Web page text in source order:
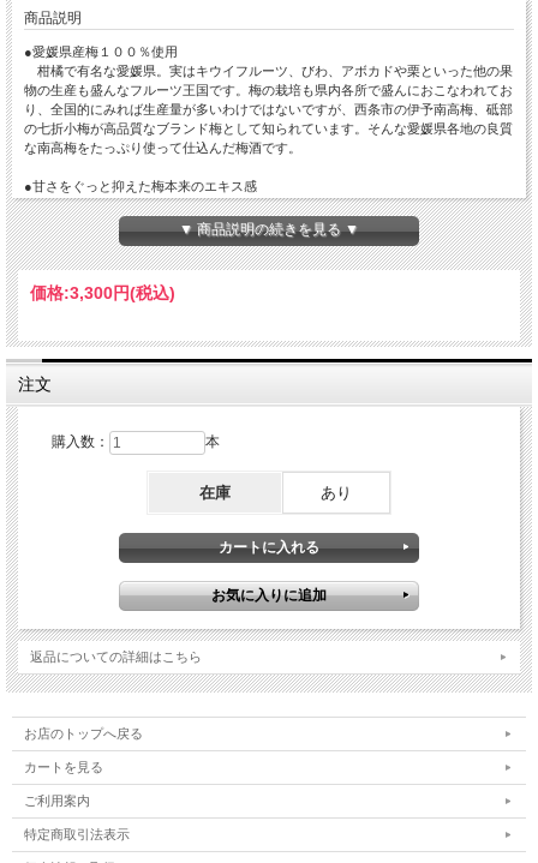
商品説明
●愛媛県産梅１００％使用
柑橘で有名な愛媛県。実はキウイフルーツ、びわ、アボカドや栗といった他の果
物の生産も盛んなフルーツ王国です。梅の栽培も県内各所で盛んにおこなわれてお
り、全国的にみれば生産量が多いわけではないですが、西条市の伊予南高梅、砥部
の七折小梅が高品質なブランド梅として知られています。そんな愛媛県各地の良質
な南高梅をたっぷり使って仕込んだ梅酒です。
●甘さをぐっと抑えた梅本来のエキス感
甘くトロっとした梅酒もおいしいですが、私たちは梅のエキスをストレートに感
じられる味わいを目指しました。
浸漬時の上白糖の量をできる限り少なくして、飲み口は軽やかでサラッとしている
のですが、梅の香りと酸の余韻が爽やかにスーッと伸びてゆく、そんなお洒落で洗
練された味わいに仕上げています。
熟した梅の芳香も青梅の持つきゅんとした酸もどちらも捨てがたい魅力があり、
2つをブレンドすることにしました。
梅の香りを邪魔することなく、甘さ控えめでも柔らかい甘みを感じられるように、
私たち自身で麹から手間暇かけてつくった本格米焼酎をベースにしています。この
和して素晴らしい余韻を作り上げています。
●ロックでもソーダ割りでも、カクテルや製菓でも！
南高梅をふんだんに浸漬して3年熟成したため、梅本来の香りもエキス分も濃く豊
かで、ロックでゆったり飲んでもなかなか薄くならずに長く楽しめますし、ソーダ
割りにしてもはじける香りと共に梅エキスの余韻がしっかり感じられるので、満足
感の強い一杯になること間違いなしです！また、甘さ控えめでストレートな梅の美
の材料としてもぜひ使っていただきたいです。
▼ 商品説明の続きを見る ▼
価格:3,300円(税込)
注文
購入数： 本
在庫 あり
返品についての詳細はこちら
お店のトップへ戻る
カートを見る
ご利用案内
特定商取引法表示